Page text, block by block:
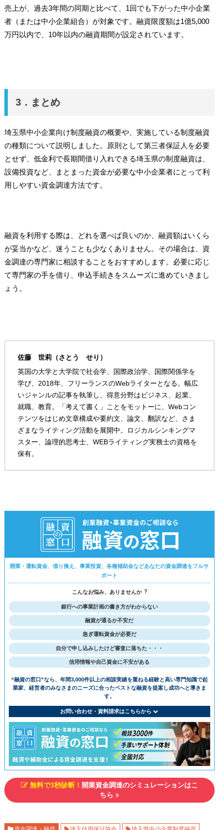
売上が、過去3年間の同期と比べて、1回でも下がった中小企業
者（または中小企業組合）が対象です。融資限度額は1億5,000
万円以内で、10年以内の融資期間が設定されています。
3．まとめ
埼玉県中小企業向け制度融資の概要や、実施している制度融資
の種類について説明しました。原則として第三者保証人を必要
とせず、低金利で長期間借り入れできる埼玉県の制度融資は、
設備投資など、まとまった資金が必要な中小企業者にとって利
用しやすい資金調達方法です。
融資を利用する際は、どれを選べば良いのか、融資額はいくら
が妥当かなど、迷うことも少なくありません。その場合は、資
金調達の専門家に相談することをおすすめします。必要に応じ
て専門家の手を借り、申込手続きをスムーズに進めていきまし
ょう。
佐藤 世莉（さとう せり）
英国の大学と大学院で社会学、国際政治学、国際関係学を
学び、2018年、フリーランスのWebライターとなる。幅広
いジャンルの記事を執筆し、得意分野はビジネス、起業、
就職、教育。「考えて書く」ことをモットーに、Webコン
テンツをはじめ文章構成や要約文、論文、翻訳など、さま
ざまなライティング活動を展開中。ロジカルシンキングマ
スター、論理的思考士、WEBライティング実務士の資格を
保有。
開業・運転資金、借り換え、事業投資、各種補助金などあなたの資金調達をフルサ
ポート
こんなお悩み、ありませんか︖
銀行への事業計画の書き方がわからない
融資が通るか不安だ
急ぎ運転資金が必要だ
⾃分で申し込みしたけど審査に落ちた・・・
信用情報や自己資金に不安がある
“融資の窓⼝”なら、年間3,000件以上の相談実績を重ねる経験と⾼い専⾨知識で起
業家、経営者のみなさまのニーズに合ったベストな融資を提案し成功へと導きま
す。
お問い合わせ・資料請求はこちらから
無料で3秒診断！ 開業資金調達のシミュレーションはこ
ちら